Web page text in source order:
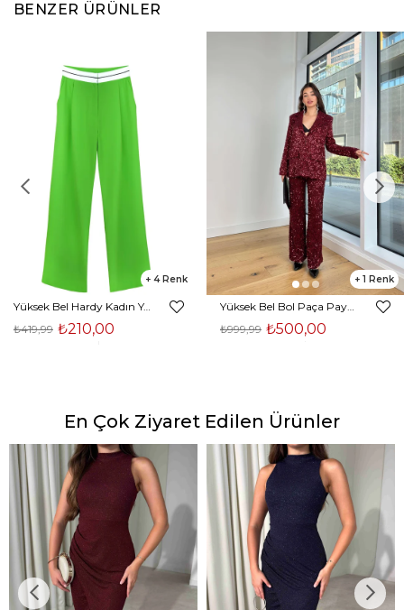
BENZER ÜRÜNLER
4
Yüksek Bel Hardy Kadın Yeşil Palazzo Pantolon 23K000407
₺210,00
₺419,99
1
₺500,00
₺999,99
En Çok Ziyaret Edilen Ürünler